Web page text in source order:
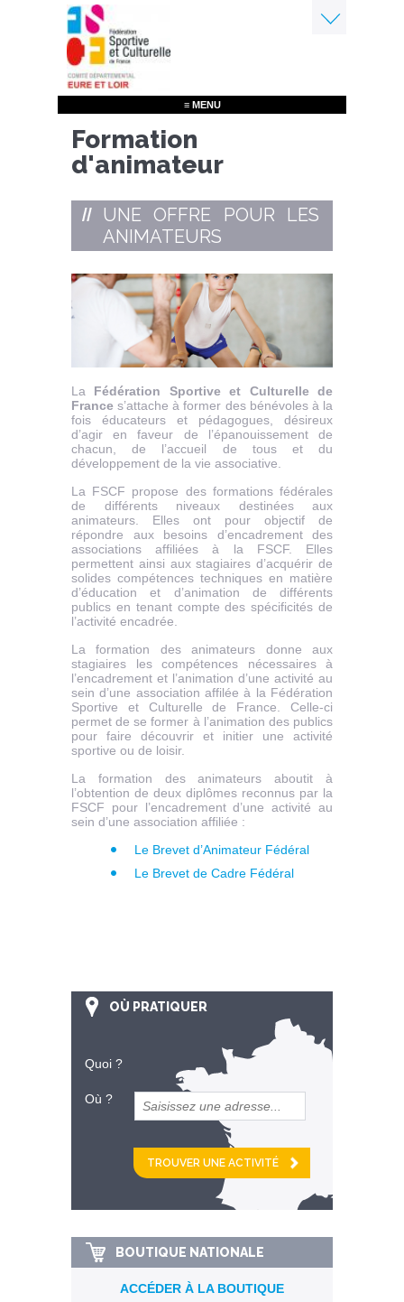
Aller
au
contenu
principal
≡ MENU
Formation
d'animateur
UNE OFFRE POUR LES
ANIMATEURS
La Fédération Sportive et Culturelle de
Frances’attache à former des bénévoles à la
fois éducateurs et pédagogues, désireux
d’agir en faveur de l’épanouissement de
chacun, de l’accueil de tous et du
développement de la vie associative.
La FSCF propose des formations fédérales
de différents niveaux destinées aux
animateurs. Elles ont pour objectif de
répondre aux besoins d’encadrement des
associations affiliées à la FSCF. Elles
permettent ainsi aux stagiaires d’acquérir de
solides compétences techniques en matière
d’éducation et d’animation de différents
publics en tenant compte des spécificités de
l’activité encadrée.
La formation des animateurs donne aux
stagiaires les compétences nécessaires à
l’encadrement et l’animation d’une activité au
sein d’une association affilée à la Fédération
Sportive et Culturelle de France. Celle-ci
permet de se former à l’animation des publics
pour faire découvrir et initier une activité
sportive ou de loisir.
La formation des animateurs aboutit à
l’obtention de deux diplômes reconnus par la
FSCF pour l’encadrement d’une activité au
sein d’une association affiliée :
Le Brevet d’Animateur Fédéral
Le Brevet de Cadre Fédéral
OÙ PRATIQUER
Quoi ?
Où ?
et
km alentour
BOUTIQUE NATIONALE
ACCÉDER À LA BOUTIQUE